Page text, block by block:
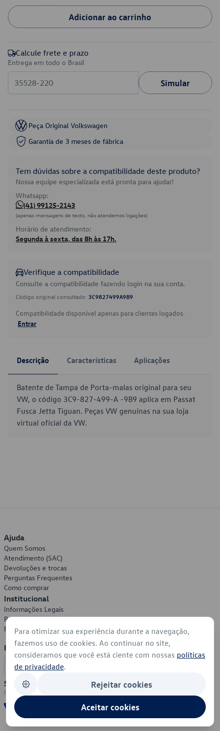
Adicionar ao carrinho
Calcule frete e prazo
Entrega em todo o Brasil
Simular
Peça Original Volkswagen
Garantia de 3 meses de fábrica
Tem dúvidas sobre a compatibilidade deste produto?
Nossa equipe especializada está pronta para ajudar!
Whatsapp:
(41) 99125-2143
(apenas mensagens de texto, não atendemos ligações)
Horário de atendimento:
Segunda à sexta, das 8h às 17h.
Verifique a compatibilidade
Consulte a compatibilidade fazendo login na sua conta.
Código original consultado: 3C9827499A9B9
Compatibilidade disponível apenas para clientes logados.
Entrar
Descrição Características Aplicações
Batente de Tampa de Porta-malas original para seu
VW, o código 3C9-827-499-A -9B9 aplica em Passat
Fusca Jetta Tiguan. Peças VW genuínas na sua loja
virtual oficial da VW.
Ajuda
Quem Somos
Atendimento (SAC)
Devoluções e trocas
Perguntas Frequentes
Como comprar
Institucional
Informações Legais
Política de Privacidade
Política de Cookies
Formas de Pagamento
Segurança
Para otimizar sua experiência durante a navegação,
fazemos uso de cookies. Ao continuar no site,
consideramos que você está ciente com nossas políticas
de privacidade.
Rejeitar cookies
Aceitar cookies